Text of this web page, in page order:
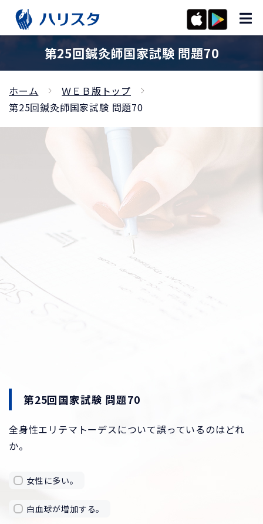
第25回鍼灸師国家試験 問題70
ホーム
ＷＥＢ版トップ
第25回鍼灸師国家試験 問題70
第25回国家試験 問題70
全身性エリテマトーデスについて誤っているのはどれ
か。
女性に多い。
白血球が増加する。